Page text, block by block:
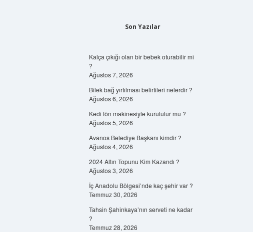
Son Yazılar
Kalça çıkığı olan bir bebek oturabilir mi
?
Ağustos 7, 2026
Bilek bağ yırtılması belirtileri nelerdir ?
Ağustos 6, 2026
Kedi fön makinesiyle kurutulur mu ?
Ağustos 5, 2026
Avanos Belediye Başkanı kimdir ?
Ağustos 4, 2026
2024 Altın Topunu Kim Kazandı ?
Ağustos 3, 2026
İç Anadolu Bölgesi’nde kaç şehir var ?
Temmuz 30, 2026
Tahsin Şahinkaya’nın serveti ne kadar
?
Temmuz 28, 2026